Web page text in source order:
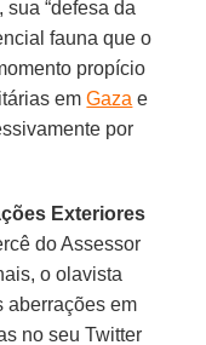
, sua “defesa da
fauna que o
propício
emGaza e
por
Exteriores
do Assessor
o olavista
aberrações em
no seu Twitter